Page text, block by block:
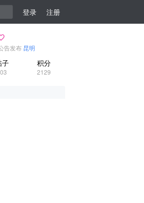
登录 注册
告发布 昆明
子 积分
2129